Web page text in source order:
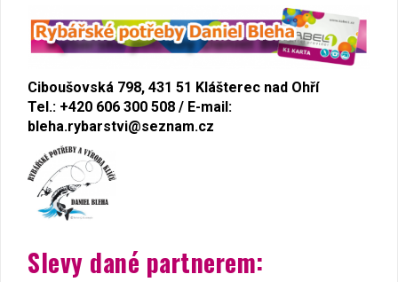
Ciboušovská 798, 431 51 Klášterec nad Ohří
Tel.: +420 606 300 508 / E-mail:
bleha.rybarstvi@seznam.cz
Slevy dané partnerem: